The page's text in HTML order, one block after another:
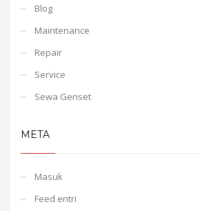
Blog
Maintenance
Repair
Service
Sewa Genset
META
Masuk
Feed entri